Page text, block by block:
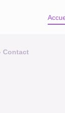
Contact